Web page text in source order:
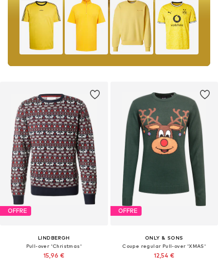
OFFRE
LINDBERGH
Pull-over 'Christmas'
15,96 €
OFFRE
ONLY & SONS
Coupe regular Pull-over 'XMAS'
12,54 €